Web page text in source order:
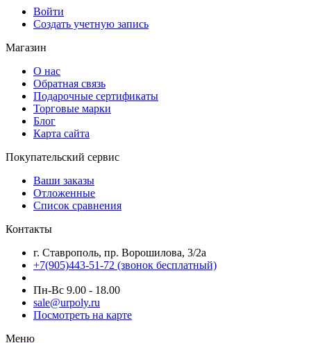
Войти
Создать учетную запись
Магазин
О нас
Обратная связь
Подарочные сертификаты
Торговые марки
Блог
Карта сайта
Покупательский сервис
Ваши заказы
Отложенные
Список сравнения
Контакты
г. Ставрополь, пр. Ворошилова, 3/2а
+7(905)443-51-72 (звонок бесплатный)
Пн-Вс 9.00 - 18.00
sale@urpoly.ru
Посмотреть на карте
Меню